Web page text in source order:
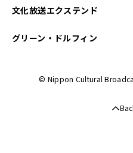
文化放送エクステンド
グリーン・ドルフィン
© Nippon Cultural